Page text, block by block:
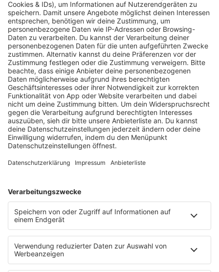
PODCAST-GÄSTE: MEHR NEWS
HOME
RADIOS
barba radio
Lagerfeuer
Füße hoch
Schmusekatze
Song Contest
Mädelsabend
Ich hasse Sport
Sonntag Morgen
Strandbar
Putzfimmel
Deutschpop
Deutsche Liebeslieder